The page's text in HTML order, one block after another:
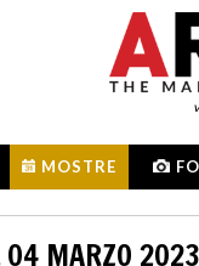
MOSTRE
04 MARZO 2023